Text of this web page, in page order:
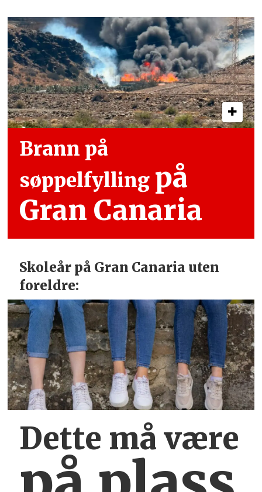
Brann på
søppelfylling på
Gran Canaria
Skoleår på Gran Canaria uten
foreldre:
Dette må være